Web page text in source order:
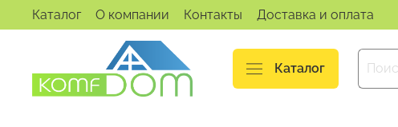
Каталог О компании Контакты Доставка и оплата
Каталог